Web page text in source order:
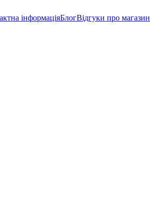
інформаціяБлогВідгуки про магазин